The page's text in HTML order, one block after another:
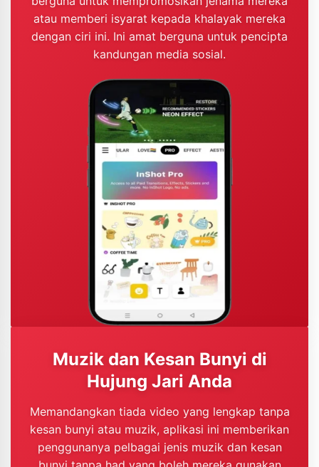
atau memberi isyarat kepada khalayak mereka
dengan ciri ini. Ini amat berguna untuk pencipta
kandungan media sosial.
Muzik dan Kesan Bunyi di
Hujung Jari Anda
Memandangkan tiada video yang lengkap tanpa
kesan bunyi atau muzik, aplikasi ini memberikan
penggunanya pelbagai jenis muzik dan kesan